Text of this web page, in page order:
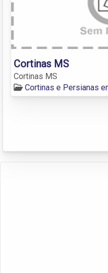
Cortinas MS
Cortinas MS
Cortinas e Persianas